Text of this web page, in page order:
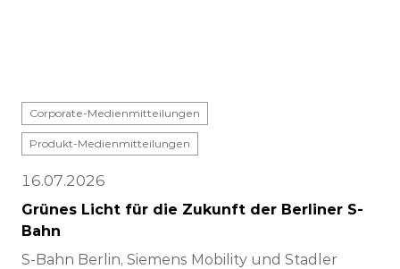
Corporate-Medienmitteilungen
Produkt-Medienmitteilungen
16.07.2026
Grünes Licht für die Zukunft der Berliner S-
Bahn
S-Bahn Berlin, Siemens Mobility und Stadler